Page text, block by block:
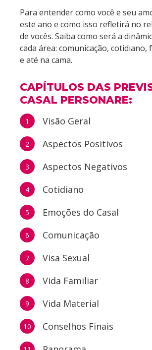
Para entender como você e seu
este ano e como isso refletirá no
de vocês. Saiba como será a
cada área: comunicação, cotidiano,
e até na cama.
CAPÍTULOS DAS
CASAL PERSONARE:
1 Visão Geral
2 Aspectos Positivos
3 Aspectos Negativos
4 Cotidiano
5 Emoções do Casal
6 Comunicação
7 Visa Sexual
8 Vida Familiar
9 Vida Material
10 Conselhos Finais